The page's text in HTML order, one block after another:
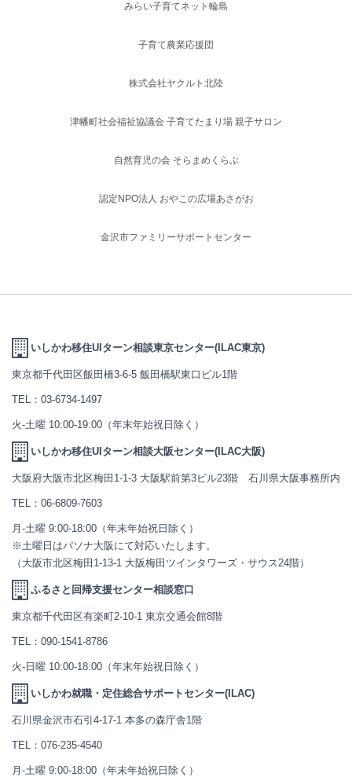
みらい子育てネット輪島
子育て農業応援団
株式会社ヤクルト北陸
津幡町社会福祉協議会 子育てたまり場 親子サロン
自然育児の会 そらまめくらぶ
認定NPO法人 おやこの広場あさがお
金沢市ファミリーサポートセンター
いしかわ移住UIターン相談東京センター(ILAC東京)
東京都千代田区飯田橋3-6-5 飯田橋駅東口ビル1階
TEL： 03-6734-1497
火-土曜 10:00-19:00（年末年始祝日除く）
いしかわ移住UIターン相談大阪センター(ILAC大阪)
大阪府大阪市北区梅田1-1-3 大阪駅前第3ビル23階 石川県大阪事務所内
TEL： 06-6809-7603
月-土曜 9:00-18:00（年末年始祝日除く）
※土曜日はパソナ大阪にて対応いたします。
（大阪市北区梅田1-13-1 大阪梅田ツインタワーズ・サウス24階）
ふるさと回帰支援センター相談窓口
東京都千代田区有楽町2-10-1 東京交通会館8階
TEL： 090-1541-8786
火-日曜 10:00-18:00（年末年始祝日除く）
いしかわ就職・定住総合サポートセンター(ILAC)
石川県金沢市石引4-17-1 本多の森庁舎1階
TEL： 076-235-4540
月-土曜 9:00-18:00（年末年始祝日除く）